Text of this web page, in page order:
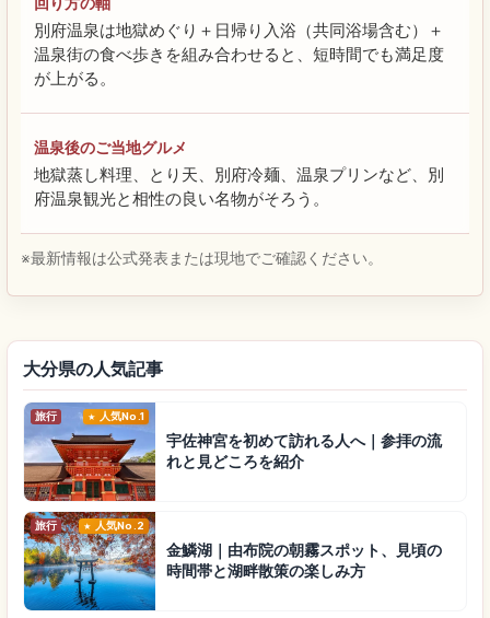
別府温泉は地獄めぐり＋日帰り入浴（共同浴場含む）＋
温泉街の食べ歩きを組み合わせると、短時間でも満足度
が上がる。
温泉後のご当地グルメ
地獄蒸し料理、とり天、別府冷麺、温泉プリンなど、別
府温泉観光と相性の良い名物がそろう。
※最新情報は公式発表または現地でご確認ください。
大分県の人気記事
旅行 人気No.1
宇佐神宮を初めて訪れる人へ｜参拝の流
れと見どころを紹介
旅行 人気No.2
金鱗湖｜由布院の朝霧スポット、見頃の
時間帯と湖畔散策の楽しみ方